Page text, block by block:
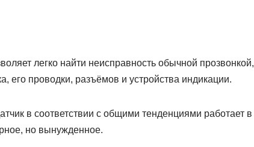
легко найти неисправность обычной прозвонкой,
его проводки, разъёмов и устройства индикации.
в соответствии с общими тенденциями работает в
но вынужденное.